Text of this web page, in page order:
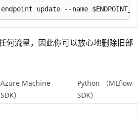
何流量，因此你可以放心地删除旧部
Machine
）
Python （MLflow
SDK）